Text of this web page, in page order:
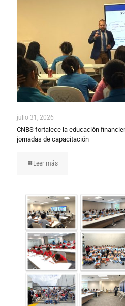
julio 31, 2026
CNBS fortalece la educación
jornadas de capacitación
Leer más